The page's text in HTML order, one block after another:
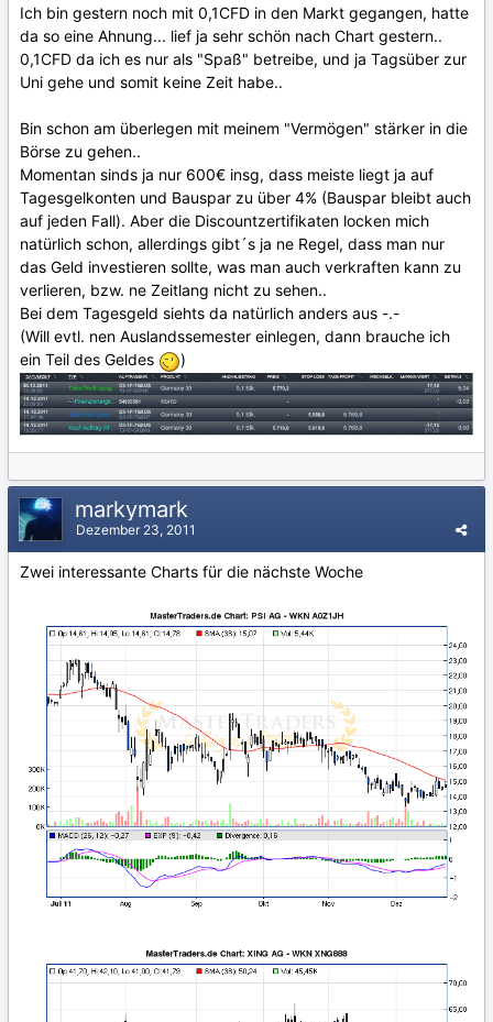
Ich bin gestern noch mit 0,1CFD in den Markt gegangen, hatte
da so eine Ahnung... lief ja sehr schön nach Chart gestern..
0,1CFD da ich es nur als "Spaß" betreibe, und ja Tagsüber zur
Uni gehe und somit keine Zeit habe..
Bin schon am überlegen mit meinem "Vermögen" stärker in die
Börse zu gehen..
Momentan sinds ja nur 600€ insg, dass meiste liegt ja auf
Tagesgelkonten und Bauspar zu über 4% (Bauspar bleibt auch
auf jeden Fall). Aber die Discountzertifikaten locken mich
natürlich schon, allerdings gibt´s ja ne Regel, dass man nur
das Geld investieren sollte, was man auch verkraften kann zu
verlieren, bzw. ne Zeitlang nicht zu sehen..
Bei dem Tagesgeld siehts da natürlich anders aus -.-
(Will evtl. nen Auslandssemester einlegen, dann brauche ich
ein Teil des Geldes
)
markymark
Dezember 23, 2011
Zwei interessante Charts für die nächste Woche